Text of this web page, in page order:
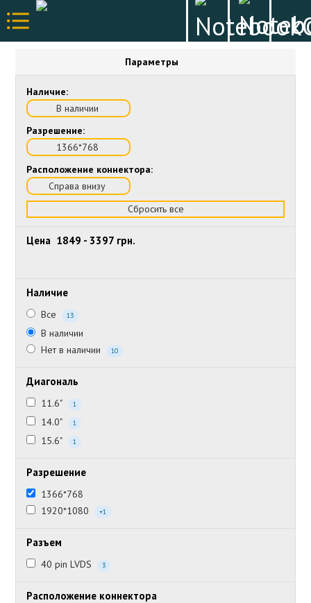
Параметры
Наличие:
В наличии
Разрешение:
1366*768
Расположение коннектора:
Справа внизу
Сбросить все
Цена 1849 - 3397 грн.
Наличие
Все 13
В наличии
Нет в наличии
10
Диагональ
11.6" 1
14.0" 1
15.6" 1
Разрешение
1366*768
1920*1080
+1
Разъем
40 pin LVDS 3
Расположение коннектора